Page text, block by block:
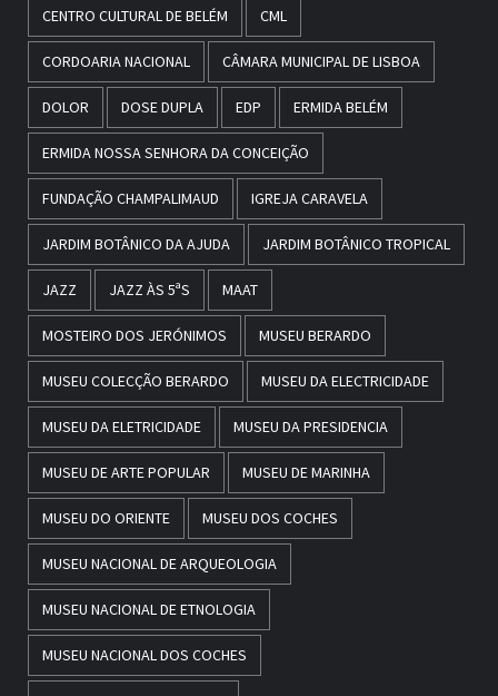
CENTRO CULTURAL DE BELÉM CML
CORDOARIA NACIONAL CÂMARA MUNICIPAL DE LISBOA
DOLOR DOSE DUPLA EDP ERMIDA BELÉM
ERMIDA NOSSA SENHORA DA CONCEIÇÃO
FUNDAÇÃO CHAMPALIMAUD IGREJA CARAVELA
JARDIM BOTÂNICO DA AJUDA JARDIM BOTÂNICO TROPICAL
JAZZ JAZZ ÀS 5ªS MAAT
MOSTEIRO DOS JERÓNIMOS MUSEU BERARDO
MUSEU COLECÇÃO BERARDO MUSEU DA ELECTRICIDADE
MUSEU DA ELETRICIDADE MUSEU DA PRESIDENCIA
MUSEU DE ARTE POPULAR MUSEU DE MARINHA
MUSEU DO ORIENTE MUSEU DOS COCHES
MUSEU NACIONAL DE ARQUEOLOGIA
MUSEU NACIONAL DE ETNOLOGIA
MUSEU NACIONAL DOS COCHES